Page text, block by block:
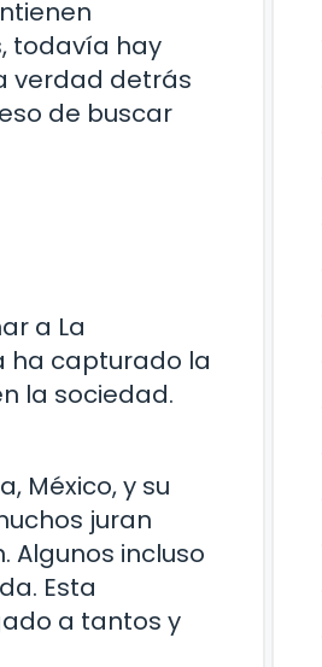
todavía hay
verdad detrás
de buscar
a La
ha capturado la
la sociedad.
México, y su
juran
Algunos incluso
Esta
a tantos y